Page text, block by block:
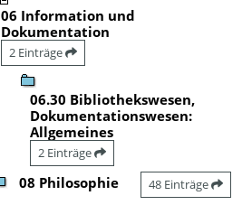
06 Information und
Dokumentation
2 Einträge
06.30 Bibliothekswesen,
Dokumentationswesen:
Allgemeines
2 Einträge
08 Philosophie 48 Einträge